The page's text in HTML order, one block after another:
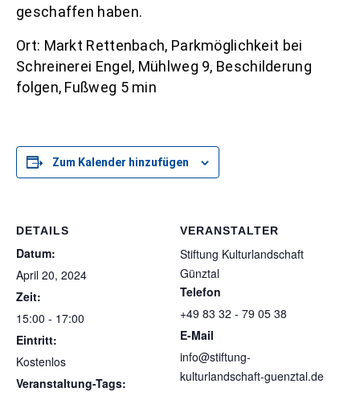
geschaffen haben.
Ort: Markt Rettenbach, Parkmöglichkeit bei
Schreinerei Engel, Mühlweg 9, Beschilderung
folgen, Fußweg 5 min
Zum Kalender hinzufügen
DETAILS
Datum:
April 20, 2024
Zeit:
15:00 - 17:00
Eintritt:
Kostenlos
Veranstaltung-Tags:
VERANSTALTER
Stiftung Kulturlandschaft
Günztal
Telefon
+49 83 32 - 79 05 38
E-Mail
info@stiftung-
kulturlandschaft-guenztal.de